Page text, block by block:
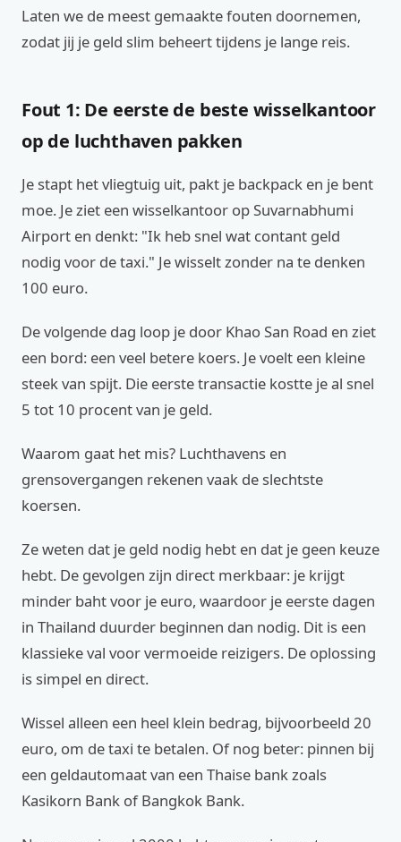
Laten we de meest gemaakte fouten doornemen,
zodat jij je geld slim beheert tijdens je lange reis.
Fout 1: De eerste de beste wisselkantoor
op de luchthaven pakken
Je stapt het vliegtuig uit, pakt je backpack en je bent
moe. Je ziet een wisselkantoor op Suvarnabhumi
Airport en denkt: "Ik heb snel wat contant geld
nodig voor de taxi." Je wisselt zonder na te denken
100 euro.
De volgende dag loop je door Khao San Road en ziet
een bord: een veel betere koers. Je voelt een kleine
steek van spijt. Die eerste transactie kostte je al snel
5 tot 10 procent van je geld.
Waarom gaat het mis? Luchthavens en
grensovergangen rekenen vaak de slechtste
koersen.
Ze weten dat je geld nodig hebt en dat je geen keuze
hebt. De gevolgen zijn direct merkbaar: je krijgt
minder baht voor je euro, waardoor je eerste dagen
in Thailand duurder beginnen dan nodig. Dit is een
klassieke val voor vermoeide reizigers. De oplossing
is simpel en direct.
Wissel alleen een heel klein bedrag, bijvoorbeeld 20
euro, om de taxi te betalen. Of nog beter: pinnen bij
een geldautomaat van een Thaise bank zoals
Kasikorn Bank of Bangkok Bank.